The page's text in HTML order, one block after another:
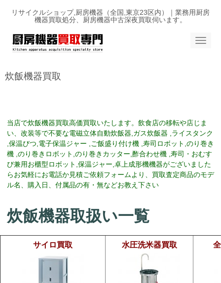
リサイクルショップ,厨房機器（全国,東京23区内）｜業務用厨房
機器買取処分、厨房機器中古深夜買取伺います。
N
炊飯機器買取
当店で炊飯機器買取高価買取いたします。 飲食店の移転や店じま
い、改装等で不要な電磁立体自動炊飯器,ガス炊飯器 ,ライスタンク
,保温びつ,電子保温ジャー ,ご飯盛り付け機 ,寿司ロボット,のり巻き
機 ,のり巻きロボット,のり巻きカッター,酢合わせ機 ,寿司・おむす
び兼用お櫃型ロボット,保温ジャー,卓上成形機機器がございました
らお気軽にお電話か見積ご依頼フォームより、買取査定商品のモデ
ル名、購入日、付属品の有・無などお教え下さい
炊飯機器取扱い一覧
サイロ買取 水圧洗米器買取